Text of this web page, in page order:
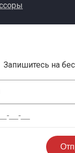
Запишитесь на